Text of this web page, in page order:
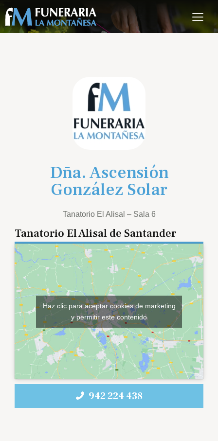
Dña. Ascensión
González Solar
Tanatorio El Alisal – Sala 6
Tanatorio El Alisal de Santander
Haz clic para aceptar cookies de marketing
y permitir este contenido
942 224 438